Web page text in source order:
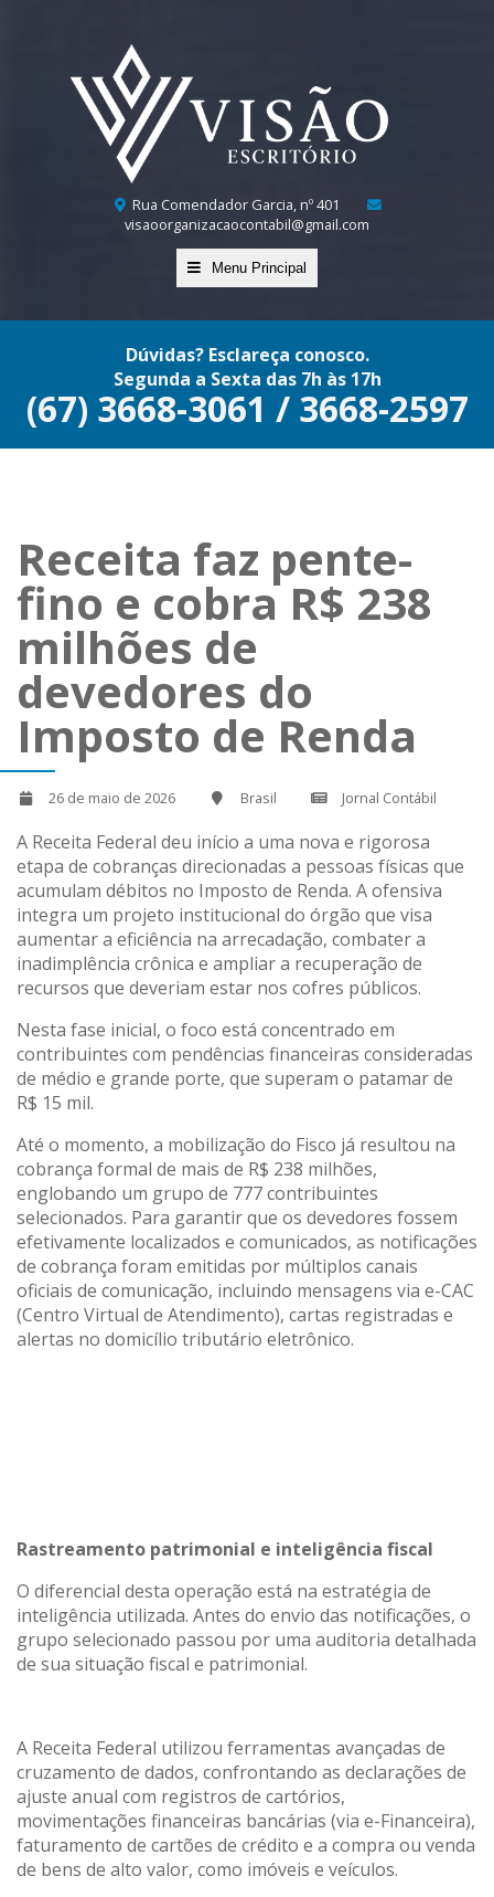
Rua Comendador Garcia, nº 401
visaoorganizacaocontabil@gmail.com
Menu Principal
Dúvidas? Esclareça conosco.
Segunda a Sexta das 7h às 17h
(67) 3668-3061 / 3668-2597
Receita faz pente-
fino e cobra R$ 238
milhões de
devedores do
Imposto de Renda
26 de maio de 2026 Brasil Jornal Contábil
A Receita Federal deu início a uma nova e rigorosa
etapa de cobranças direcionadas a pessoas físicas que
acumulam débitos no Imposto de Renda. A ofensiva
integra um projeto institucional do órgão que visa
aumentar a eficiência na arrecadação, combater a
inadimplência crônica e ampliar a recuperação de
recursos que deveriam estar nos cofres públicos.
Nesta fase inicial, o foco está concentrado em
contribuintes com pendências financeiras consideradas
de médio e grande porte, que superam o patamar de
R$ 15 mil.
Até o momento, a mobilização do Fisco já resultou na
cobrança formal de mais de R$ 238 milhões,
englobando um grupo de 777 contribuintes
selecionados. Para garantir que os devedores fossem
efetivamente localizados e comunicados, as notificações
de cobrança foram emitidas por múltiplos canais
oficiais de comunicação, incluindo mensagens via e-CAC
(Centro Virtual de Atendimento), cartas registradas e
alertas no domicílio tributário eletrônico.
Rastreamento patrimonial e inteligência fiscal
O diferencial desta operação está na estratégia de
inteligência utilizada. Antes do envio das notificações, o
grupo selecionado passou por uma auditoria detalhada
de sua situação fiscal e patrimonial.
A Receita Federal utilizou ferramentas avançadas de
cruzamento de dados, confrontando as declarações de
ajuste anual com registros de cartórios,
movimentações financeiras bancárias (via e-Financeira),
faturamento de cartões de crédito e a compra ou venda
de bens de alto valor, como imóveis e veículos.